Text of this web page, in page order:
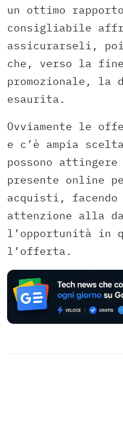
un ottimo
consigliabile
assicurarseli,
che, verso la
promozionale,
esaurita.
Ovviamente le
e c’è ampia
possono
presente online
acquisti, facendo
attenzione alla
l’opportunità in
l’offerta.